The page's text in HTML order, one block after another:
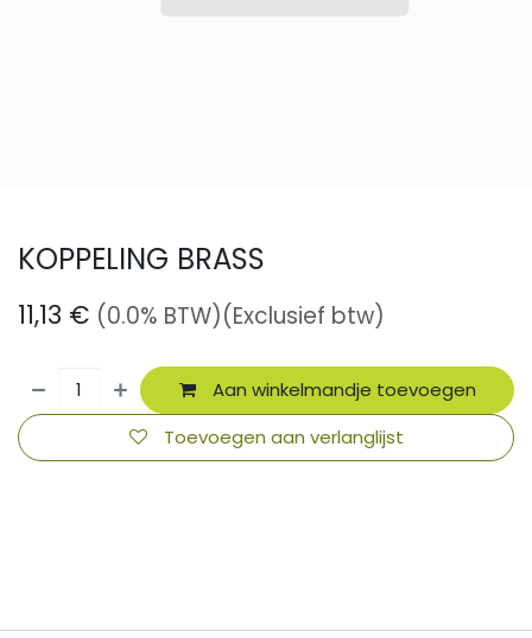
KOPPELING BRASS
11,13 € (0.0% BTW)(Exclusief btw)
Aan winkelmandje toevoegen
Toevoegen aan verlanglijst